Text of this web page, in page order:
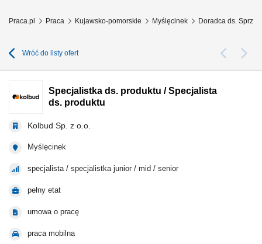
Praca.pl Praca Kujawsko-pomorskie Myślęcinek Doradca ds.
Wróć do listy ofert
Specjalistka ds. produktu / Specjalista
ds. produktu
Kolbud Sp. z o.o.
Myślęcinek
specjalista / specjalistka junior / mid / senior
pełny etat
umowa o pracę
praca mobilna